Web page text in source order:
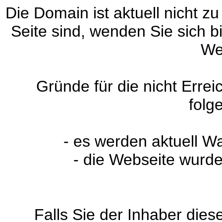
Die Domain ist aktuell nicht
Seite sind, wenden Sie sich
Gründe für die nicht
- es werden aktuell
- die Webseite
Falls Sie der Inhaber